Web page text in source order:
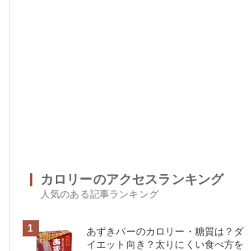
カロリーのアクセスランキング
人気のある記事ランキング
1
あずきバーのカロリー・糖質は？ダ
イエット向き？太りにくい食べ方を